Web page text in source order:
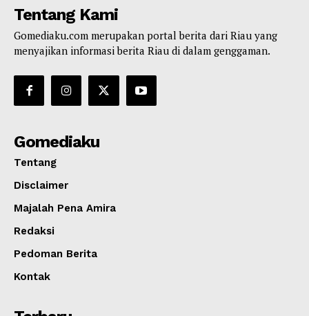
Tentang Kami
Gomediaku.com merupakan portal berita dari Riau yang
menyajikan informasi berita Riau di dalam genggaman.
Gomediaku
Tentang
Disclaimer
Majalah Pena Amira
Redaksi
Pedoman Berita
Kontak